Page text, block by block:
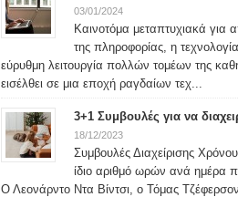
03/01/2024
Καινοτόμα μεταπτυχιακά για
της πληροφορίας, η
εύρυθμη λειτουργία πολλών τομέων της
εισέλθει σε μια εποχή ραγδαίων τεχ...
3+1 Συμβουλές για να
18/12/2023
Συμβουλές Διαχείρισης
ίδιο αριθμό ωρών ανά ημέρα
Ο Λεονάρντο Ντα Βίντσι, ο Τόμας